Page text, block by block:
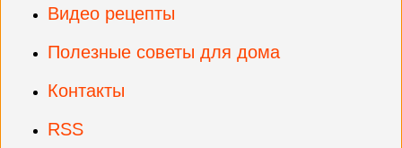
Видео рецепты
Полезные советы для дома
Контакты
RSS